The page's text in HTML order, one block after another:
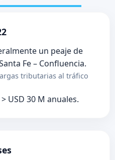
un peaje de
Fe – Confluencia.
tributarias al tráfico
> USD 30 M anuales.